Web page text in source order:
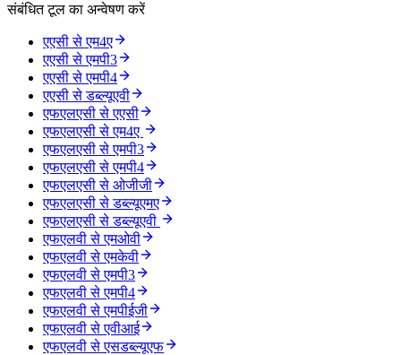
संबंधित टूल का अन्वेषण करें
एएसी से एम4ए
एएसी से एमपी3
एएसी से एमपी4
एएसी से डब्ल्यूएवी
एफएलएसी से एएसी
एफएलएसी से एम4ए
एफएलएसी से एमपी3
एफएलएसी से एमपी4
एफएलएसी से ओजीजी
एफएलएसी से डब्ल्यूएमए
एफएलएसी से डब्ल्यूएवी
एफएलवी से एमओवी
एफएलवी से एमकेवी
एफएलवी से एमपी3
एफएलवी से एमपी4
एफएलवी से एमपीईजी
एफएलवी से एवीआई
एफएलवी से एसडब्ल्यूएफ